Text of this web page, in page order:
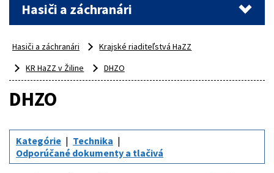
Hasiči a záchranári
Hasiči a záchranári
Krajské riaditeľstvá HaZZ
KR HaZZ v Žiline
DHZO
DHZO
Kategórie
Technika
Odporúčané dokumenty a tlačivá